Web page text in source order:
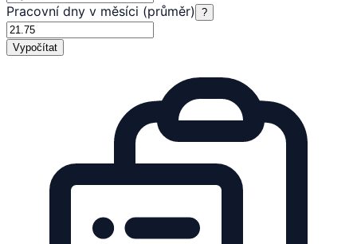
Pracovní dny v měsíci (průměr) ?
Vypočítat